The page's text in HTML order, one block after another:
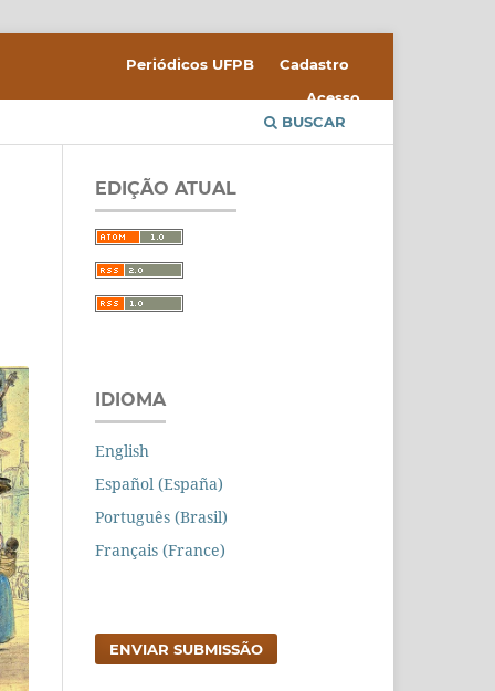
BUSCAR
Periódicos UFPB
Cadastro
Acesso
EDIÇÃO ATUAL
IDIOMA
English
Español (España)
Português (Brasil)
Français (France)
ENVIAR SUBMISSÃO